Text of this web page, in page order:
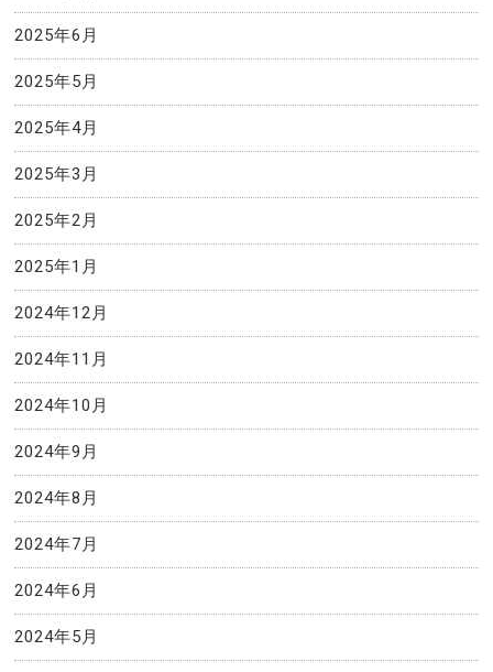
2025年6月
2025年5月
2025年4月
2025年3月
2025年2月
2025年1月
2024年12月
2024年11月
2024年10月
2024年9月
2024年8月
2024年7月
2024年6月
2024年5月